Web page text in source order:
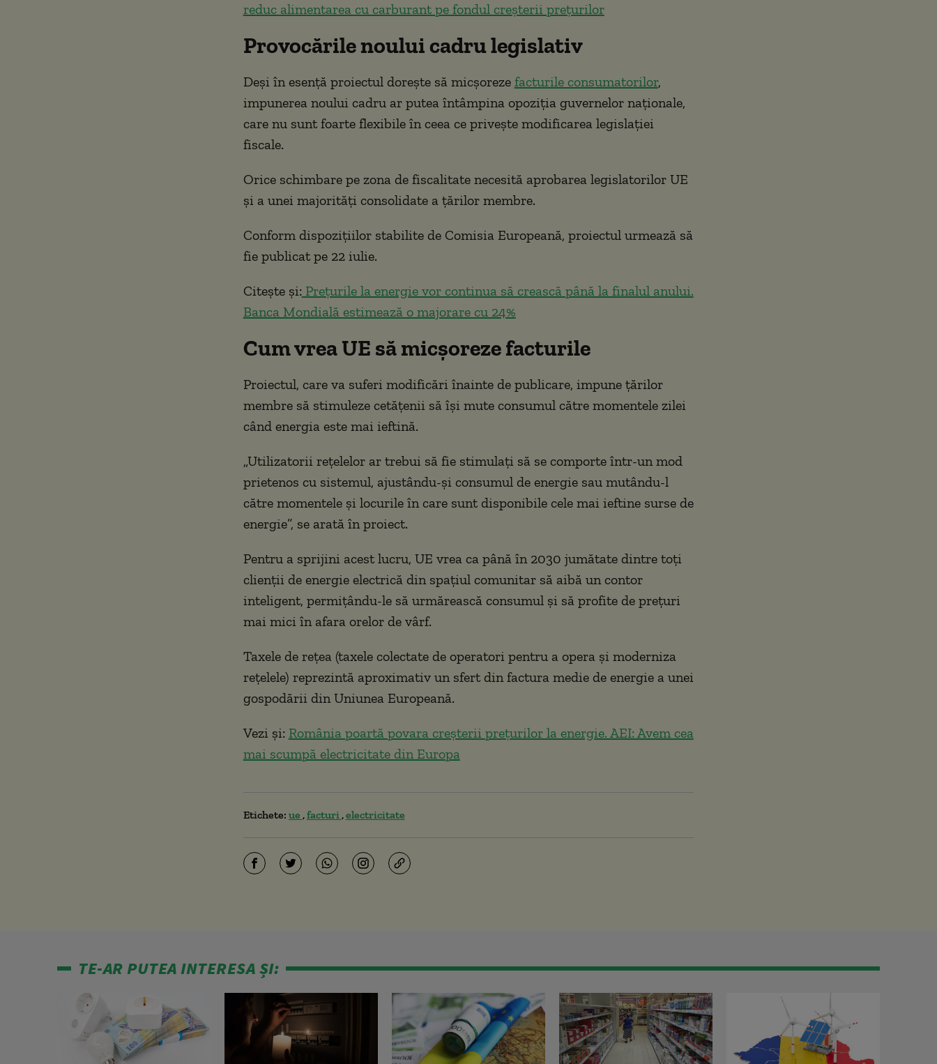
reduc alimentarea cu carburant pe fondul creșterii prețurilor
Provocările noului cadru legislativ
Deși în esență proiectul dorește să micșoreze facturile consumatorilor,
impunerea noului cadru ar putea întâmpina opoziția guvernelor naționale,
care nu sunt foarte flexibile în ceea ce privește modificarea legislației
fiscale.
Orice schimbare pe zona de fiscalitate necesită aprobarea legislatorilor UE
și a unei majorități consolidate a țărilor membre.
Conform dispozițiilor stabilite de Comisia Europeană, proiectul urmează să
fie publicat pe 22 iulie.
Citește și: Prețurile la energie vor continua să crească până la finalul anului.
Banca Mondială estimează o majorare cu 24%
Cum vrea UE să micșoreze facturile
Proiectul, care va suferi modificări înainte de publicare, impune țărilor
membre să stimuleze cetățenii să își mute consumul către momentele zilei
când energia este mai ieftină.
„Utilizatorii rețelelor ar trebui să fie stimulați să se comporte într-un mod
prietenos cu sistemul, ajustându-și consumul de energie sau mutându-l
către momentele și locurile în care sunt disponibile cele mai ieftine surse de
energie”, se arată în proiect.
Pentru a sprijini acest lucru, UE vrea ca până în 2030 jumătate dintre toți
clienții de energie electrică din spațiul comunitar să aibă un contor
inteligent, permițându-le să urmărească consumul și să profite de prețuri
mai mici în afara orelor de vârf.
Taxele de rețea (taxele colectate de operatori pentru a opera și moderniza
rețelele) reprezintă aproximativ un sfert din factura medie de energie a unei
gospodării din Uniunea Europeană.
Vezi și: România poartă povara creșterii prețurilor la energie. AEI: Avem cea
mai scumpă electricitate din Europa
Etichete: ue facturi electricitate
TE-AR PUTEA INTERESA ȘI: